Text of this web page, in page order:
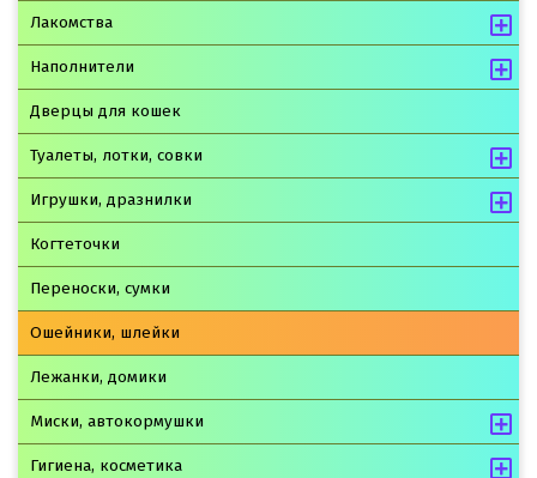
Лакомства
Наполнители
Дверцы для кошек
Туалеты, лотки, совки
Игрушки, дразнилки
Когтеточки
Переноски, сумки
Ошейники, шлейки
Лежанки, домики
Миски, автокормушки
Гигиена, косметика